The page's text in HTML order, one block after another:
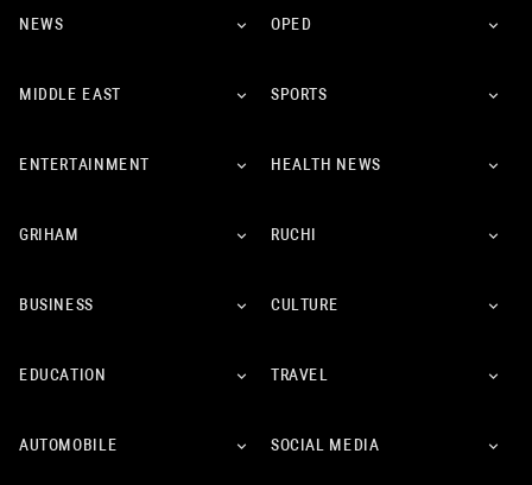
NEWS OPED
MIDDLE EAST SPORTS
ENTERTAINMENT HEALTH NEWS
GRIHAM RUCHI
BUSINESS CULTURE
EDUCATION TRAVEL
AUTOMOBILE SOCIAL MEDIA